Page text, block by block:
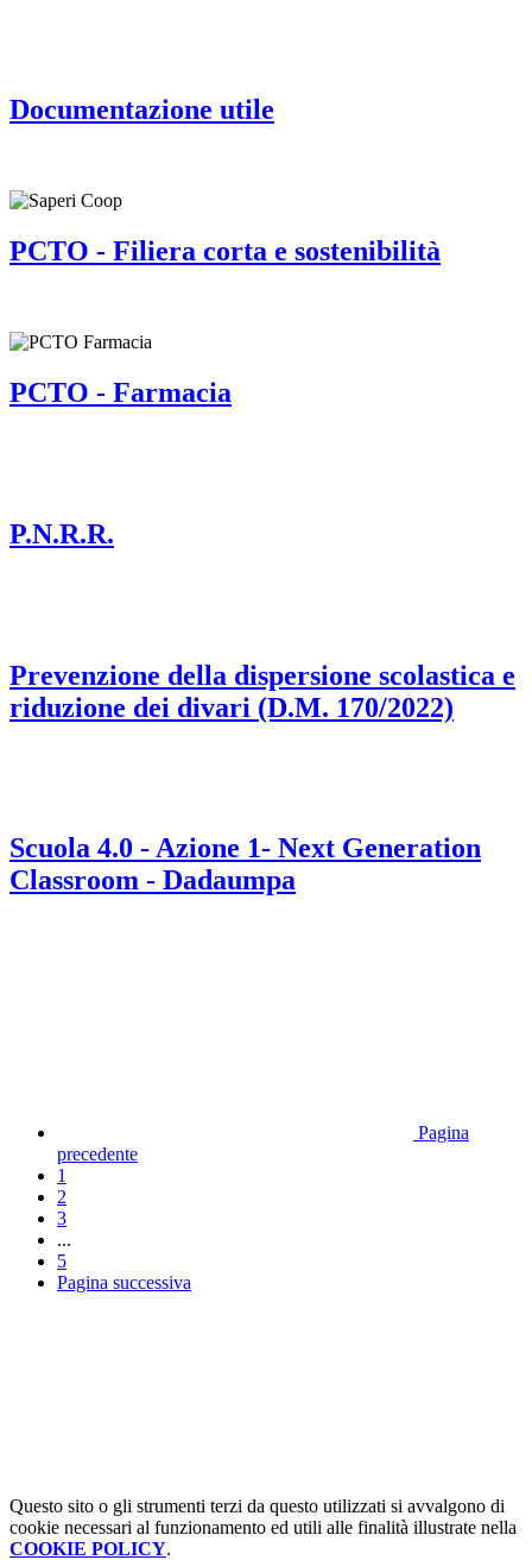
Documentazione utile
PCTO - Filiera corta e sostenibilità
PCTO - Farmacia
P.N.R.R.
Prevenzione della dispersione scolastica e
riduzione dei divari (D.M. 170/2022)
Scuola 4.0 - Azione 1- Next Generation
Classroom - Dadaumpa
Pagina
precedente
1
2
3
...
5
Pagina successiva
Questo sito o gli strumenti terzi da questo utilizzati si avvalgono di
cookie necessari al funzionamento ed utili alle finalità illustrate nella
COOKIE POLICY.